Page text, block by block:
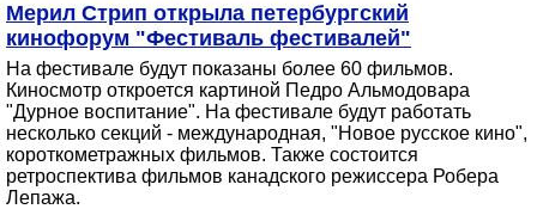
Мерил Стрип открыла петербургский
кинофорум "Фестиваль фестивалей"
На фестивале будут показаны более 60 фильмов.
Киносмотр откроется картиной Педро Альмодовара
"Дурное воспитание". На фестивале будут работать
несколько секций - международная, "Hовое русское кино",
короткометражных фильмов. Также состоится
ретроспектива фильмов канадского режиссера Робера
Лепажа.